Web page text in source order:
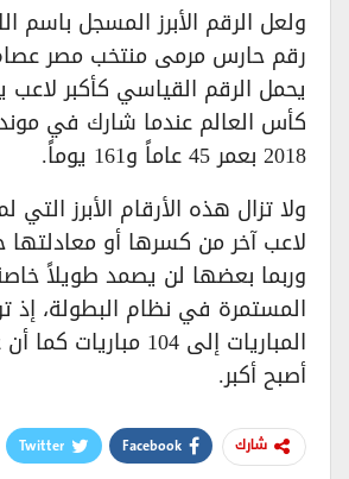
ولعل الرقم الأبرز المسجل باسم
رقم حارس مرمى منتخب مصر عصام
يحمل الرقم القياسي كأكبر
كأس العالم عندما شارك في
2018 بعمر 45 عاماً و161 يوماً.
ولا تزال هذه الأرقام الأبرز التي
لاعب آخر من كسرها أو معادلتها
وربما بعضها لن يصمد طويلاً
المستمرة في نظام البطولة، إذ
المباريات إلى 104
أصبح أكبر.
شارك Facebook
Twitter